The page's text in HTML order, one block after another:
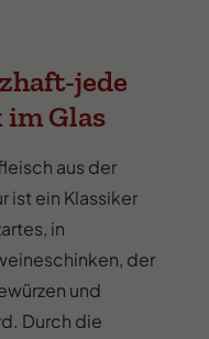
jede
im Glas
aus der
ist ein Klassiker
in
der
und
Durch die